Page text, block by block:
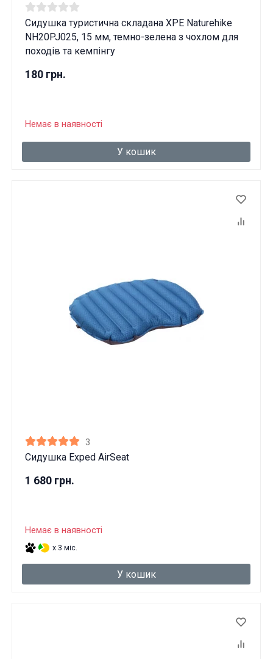
Сидушка туристична складана XPE Naturehike
NH20PJ025, 15 мм, темно-зелена з чохлом для
походів та кемпінгу
180 грн.
Немає в наявності
У кошик
3
Сидушка Exped AirSeat
1 680 грн.
Немає в наявності
x 3 міс.
У кошик
досягли 18 років!